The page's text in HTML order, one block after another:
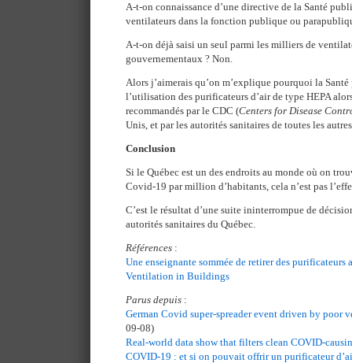
A-t-on connaissance d’une directive de la Santé
ventilateurs dans la fonction publique ou
A-t-on déjà saisi un seul parmi les milliers de
gouvernementaux ? Non.
Alors j’aimerais qu’on m’explique pourquoi la Santé
l’utilisation des purificateurs d’air de type HEPA
recommandés par le CDC (Centers for Disease
Unis, et par les autorités sanitaires de toutes les
Conclusion
Si le Québec est un des endroits au monde où on
Covid-19 par million d’habitants, cela n’est pas
C’est le résultat d’une suite ininterrompue de
autorités sanitaires du Québec.
Références :
Une enseignante sommée de retirer des purificateurs
Ventilation in Buildings
Parus depuis :
German Covid super-spreader event driven by poor
09-08)
Real-world data show that filters clean COVID-
COVID-19 : et si on pouvait offrir un purificateur